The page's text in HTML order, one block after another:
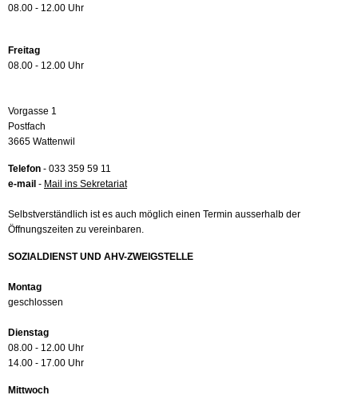
08.00 - 12.00 Uhr
Freitag
08.00 - 12.00 Uhr
Vorgasse 1
Postfach
3665 Wattenwil
Telefon - 033 359 59 11
e-mail - Mail ins Sekretariat
Selbstverständlich ist es auch möglich einen Termin ausserhalb der
Öffnungszeiten zu vereinbaren.
SOZIALDIENST UND AHV-ZWEIGSTELLE
Montag
geschlossen
Dienstag
08.00 - 12.00 Uhr
14.00 - 17.00 Uhr
Mittwoch